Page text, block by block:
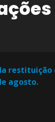
restituição
agosto.